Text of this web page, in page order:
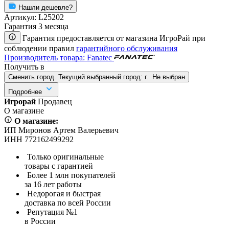
Нашли дешевле?
Артикул: L25202
Гарантия 3 месяца
Гарантия предоставляется от магазина ИгроРай при
соблюдении правил гарантийного обслуживания
Производитель товара: Fanatec
Получить в
Сменить город. Текущий выбранный город: г.
Не выбран
Подробнее
Игрорай Продавец
О магазине
О магазине:
ИП Миронов Артем Валерьевич
ИНН 772162499292
Только оригинальные
товары с гарантией
Более 1 млн покупателей
за 16 лет работы
Недорогая и быстрая
доставка по всей России
Репутация №1
в России